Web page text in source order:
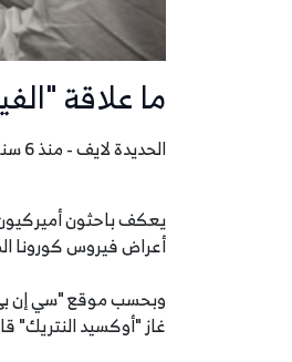
ما علاقة
الحديدة لايف - منذ 6 سنوات
يعكف باحثون
أعراض فيروس كورونا
وبحسب موقع "سي إن
غاز "أوكسيد النتريك"